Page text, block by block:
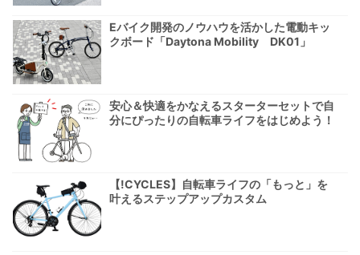
Eバイク開発のノウハウを活かした電動キッ
クボード「Daytona Mobility DK01」
安心＆快適をかなえるスターターセットで自
分にぴったりの自転車ライフをはじめよう！
【!CYCLES】自転車ライフの「もっと」を
叶えるステップアップカスタム